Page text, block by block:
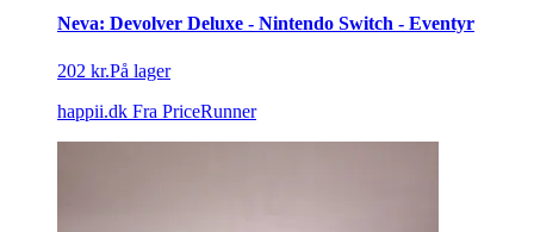
Neva: Devolver Deluxe - Nintendo Switch - Eventyr
202 kr.På lager
happii.dk Fra PriceRunner